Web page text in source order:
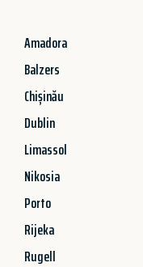
Amadora
Balzers
Chișinău
Dublin
Limassol
Nikosia
Porto
Rijeka
Rugell